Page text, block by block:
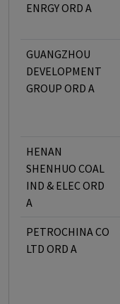
ENRGY ORD A
GUANGZHOU
DEVELOPMENT
GROUP ORD A
HENAN
SHENHUO COAL
IND & ELEC ORD
A
PETROCHINA CO
LTD ORD A